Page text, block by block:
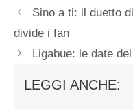
Sino a ti: il duetto
divide i fan
Ligabue: le date
LEGGI ANCHE: